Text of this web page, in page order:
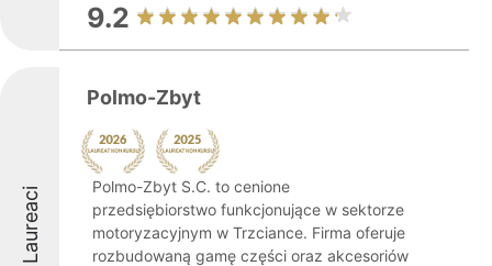
9.2
Laureaci
Polmo-Zbyt
Polmo-Zbyt S.C. to cenione
przedsiębiorstwo funkcjonujące w sektorze
motoryzacyjnym w Trzciance. Firma oferuje
rozbudowaną gamę części oraz akcesoriów